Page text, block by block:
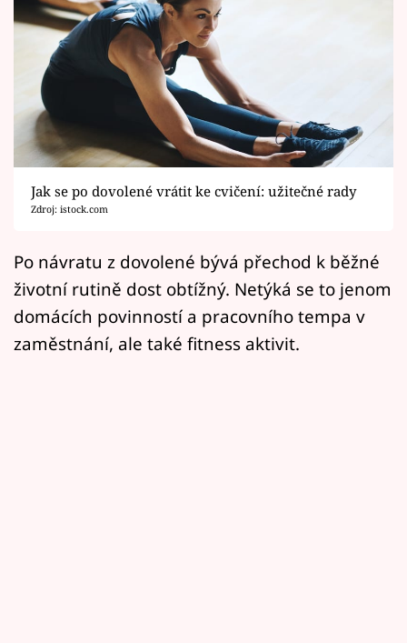
Seriály
Horoskopy
Sledujte prima+
Filmový festival Karlovy Vary
Pořady
Mámy sobě
Přihlášení
Jak se po dovolené vrátit ke cvičení: užitečné rady
Zdroj: istock.com
Po návratu z dovolené bývá přechod k běžné
životní rutině dost obtížný. Netýká se to jenom
domácích povinností a pracovního tempa v
zaměstnání, ale také fitness aktivit.